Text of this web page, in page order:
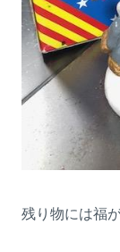
残り物には福